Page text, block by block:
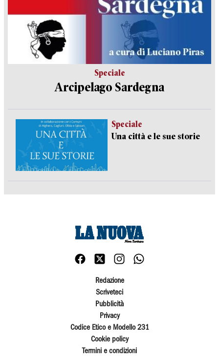
Speciale
Arcipelago Sardegna
Speciale
Una città e le sue storie
Redazione
Scriveteci
Pubblicità
Privacy
Codice Etico e Modello 231
Cookie policy
Termini e condizioni